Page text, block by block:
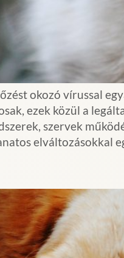
okozó vírussal
ezek közül a
szervek
elváltozásokkal